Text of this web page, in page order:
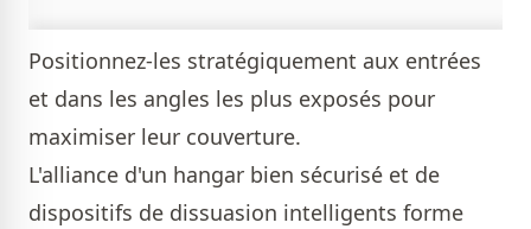
Positionnez-les stratégiquement aux entrées
et dans les angles les plus exposés pour
maximiser leur couverture.
L'alliance d'un hangar bien sécurisé et de
dispositifs de dissuasion intelligents forme